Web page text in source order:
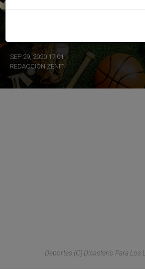
Vaticano: Seminarios web “Deporte:
SEP 29, 2020 17:01
REDACCIÓN ZENIT
Deportes (C) Dicasterio Para Los